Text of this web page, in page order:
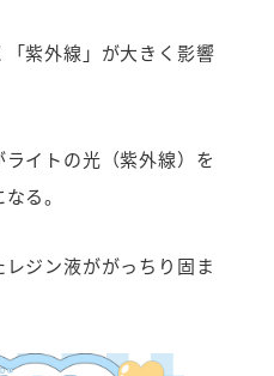
紫外線」が大きく影響
イトの光（紫外線）を
る。
ジン液ががっちり固ま